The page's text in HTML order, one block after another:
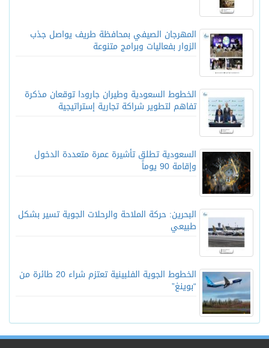
المهرجان الصيفي بمحافظة طريف يواصل جذب
الزوار بفعاليات وبرامج متنوعة
الخطوط السعودية وطيران جارودا توقعان مذكرة
تفاهم لتطوير شراكة تجارية إستراتيجية
السعودية تطلق تأشيرة عمرة متعددة الدخول
وإقامة 90 يوماً
البحرين: حركة الملاحة والرحلات الجوية تسير بشكل
طبيعي
الخطوط الجوية الفلبينية تعتزم شراء 20 طائرة من
“بوينغ”